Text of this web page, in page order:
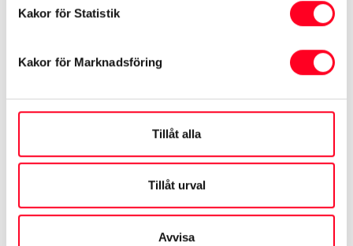
Kakor för Statistik
Kakor för Marknadsföring
Tillåt alla
Tillåt urval
Avvisa
Hämta data från tidigare resor och få vägledning
för att optimera din körstil.